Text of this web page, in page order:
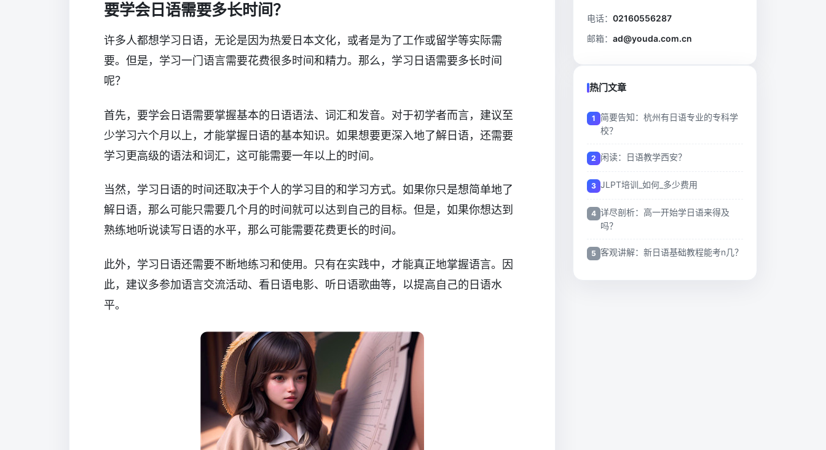
要学会日语需要多长时间？
许多人都想学习日语，无论是因为热爱日本文化，或者是为了工作或留学等实际需
要。但是，学习一门语言需要花费很多时间和精力。那么，学习日语需要多长时间
呢？
首先，要学会日语需要掌握基本的日语语法、词汇和发音。对于初学者而言，建议至
少学习六个月以上，才能掌握日语的基本知识。如果想要更深入地了解日语，还需要
学习更高级的语法和词汇，这可能需要一年以上的时间。
当然，学习日语的时间还取决于个人的学习目的和学习方式。如果你只是想简单地了
解日语，那么可能只需要几个月的时间就可以达到自己的目标。但是，如果你想达到
熟练地听说读写日语的水平，那么可能需要花费更长的时间。
此外，学习日语还需要不断地练习和使用。只有在实践中，才能真正地掌握语言。因
此，建议多参加语言交流活动、看日语电影、听日语歌曲等，以提高自己的日语水
平。
电话： 02160556287
邮箱： ad@youda.com.cn
热门文章
简要告知：杭州有日语专业的专科学
校？
闲读：日语教学西安？
JLPT培训_如何_多少费用
详尽剖析：高一开始学日语来得及
吗？
客观讲解：新日语基础教程能考n几？